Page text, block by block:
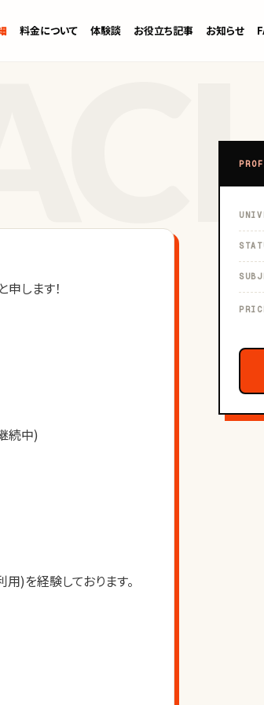
料金について 体験談 お役立ち記事 お知らせ
します！
続中)
)を経験しております。